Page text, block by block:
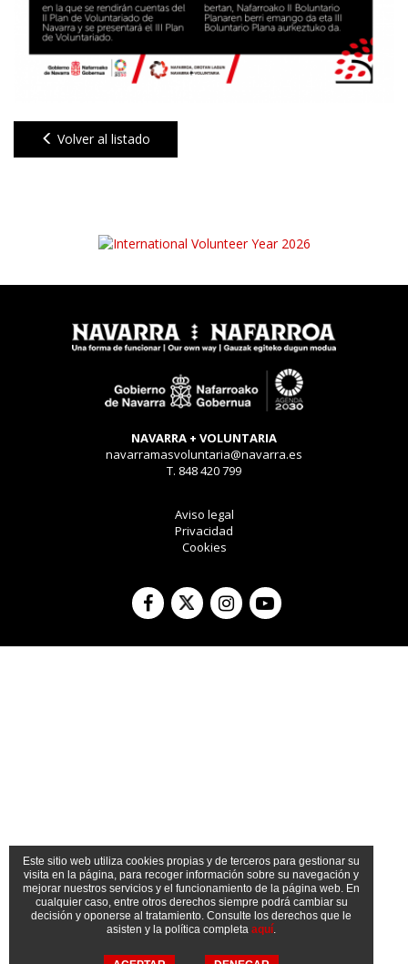
Este sitio web utiliza cookies propias y de terceros para gestionar su
visita en la página, para recoger información sobre su navegación y
mejorar nuestros servicios y el funcionamiento de la página web. En
cualquier caso, entre otros derechos siempre podrá cambiar su
decisión y oponerse al tratamiento. Consulte los derechos que le
asisten y la política completa aquí.
Volver al listado
NAVARRA + VOLUNTARIA
navarramasvoluntaria@navarra.es
T. 848 420 799
Aviso legal
Privacidad
Cookies
Facebook
Twitter
InstagramYoutube